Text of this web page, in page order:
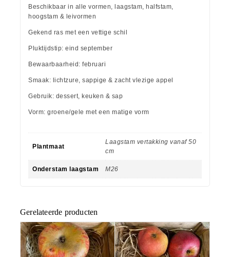
Beschikbaar in alle vormen, laagstam, halfstam,
hoogstam & leivormen
Gekend ras met een vettige schil
Pluktijdstip: eind september
Bewaarbaarheid: februari
Smaak: lichtzure, sappige & zacht vlezige appel
Gebruik: dessert, keuken & sap
Vorm: groene/gele met een matige vorm
Plantmaat
Laagstam vertakking vanaf 50
cm
Onderstam laagstam M26
Gerelateerde producten